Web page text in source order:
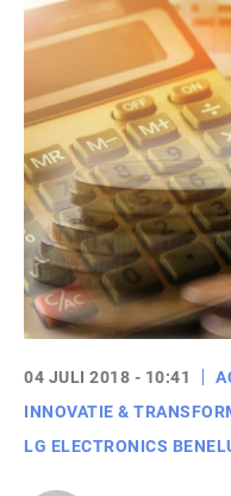
04 JULI 2018 - 10:41
INNOVATIE &
LG ELECTRONICS